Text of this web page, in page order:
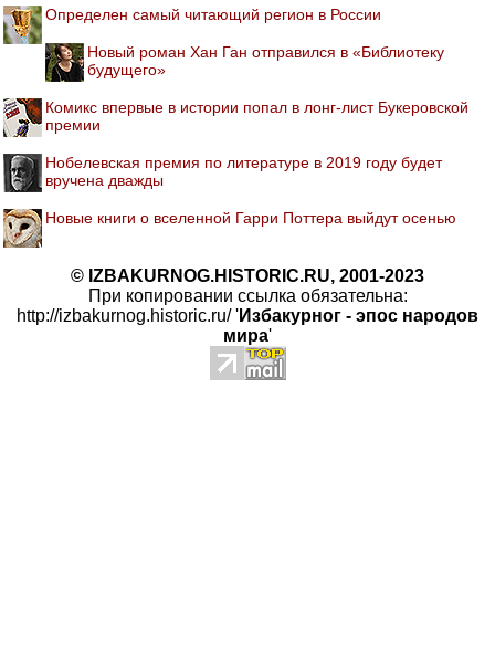
Определен самый читающий регион в России
Новый роман Хан Ган отправился в «Библиотеку
будущего»
Комикс впервые в истории попал в лонг-лист Букеровской
премии
Нобелевская премия по литературе в 2019 году будет
вручена дважды
Новые книги о вселенной Гарри Поттера выйдут осенью
© IZBAKURNOG.HISTORIC.RU, 2001-2023
При копировании ссылка обязательна:
http://izbakurnog.historic.ru/ 'Избакурног - эпос народов
мира'